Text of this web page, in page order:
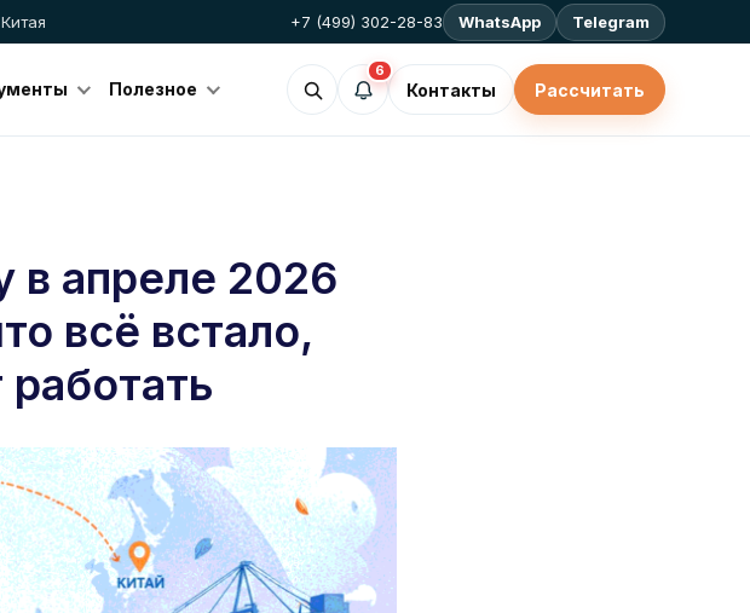
+7 (499) 302-28-83 WhatsApp Telegram
Полезное
6
Контакты Рассчитать
в апреле 2026
всё встало,